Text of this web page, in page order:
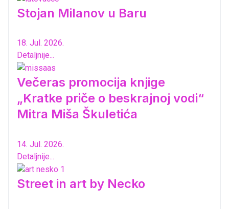
Stojan Milanov u Baru
18. Jul. 2026.
Detaljnije...
Večeras promocija knjige
„Kratke priče o beskrajnoj vodi“
Mitra Miša Škuletića
14. Jul. 2026.
Detaljnije...
Street in art by Necko